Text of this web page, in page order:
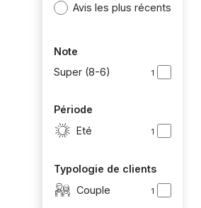
Avis les plus récents
Note
Super (8-6)
1
Période
Eté
1
Typologie de clients
Couple
1